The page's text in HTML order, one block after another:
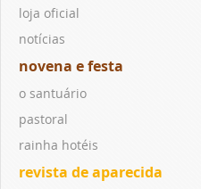
loja oficial
notícias
novena e festa
o santuário
pastoral
rainha hotéis
revista de aparecida